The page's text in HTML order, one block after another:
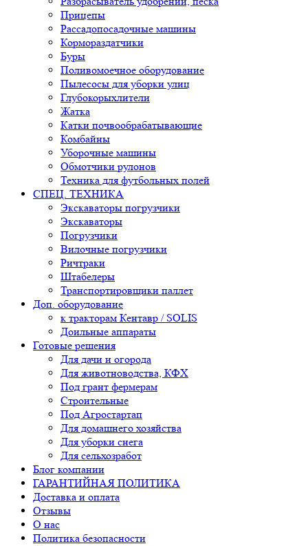
Прицепы
Рассадопосадочные машины
Кормораздатчики
Буры
Поливомоечное оборудование
Пылесосы для уборки улиц
Глубокорыхлители
Жатка
Катки почвообрабатывающие
Комбайны
Уборочные машины
Обмотчики рулонов
Техника для футбольных полей
СПЕЦ. ТЕХНИКА
Экскаваторы погрузчики
Экскаваторы
Погрузчики
Вилочные погрузчики
Ричтраки
Штабелеры
Транспортировщики паллет
Доп. оборудование
к тракторам Кентавр / SOLIS
Доильные аппараты
Готовые решения
Для дачи и огорода
Для животноводства, КФХ
Под грант фермерам
Строительные
Под Агростартап
Для домашнего хозяйства
Для уборки снега
Для сельхозработ
Блог компании
ГАРАНТИЙНАЯ ПОЛИТИКА
Доставка и оплата
Отзывы
О нас
Политика безопасности